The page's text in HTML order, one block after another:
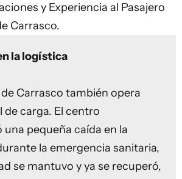
y Experiencia al Pasajero
Carrasco.
la logística
Carrasco también opera
carga. El centro
pequeña caída en la
la emergencia sanitaria,
se mantuvo y ya se recuperó,